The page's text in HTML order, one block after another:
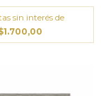
sin interés de